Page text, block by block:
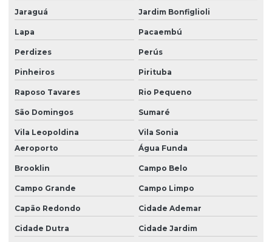
Filtro de sucção parker
Filtros donaldson
Filtros donaldson brasil
Filtros donaldson distribuidores
Filtros hydac
Fornecedor hydac
Fornecedor pressostato
Fornecedor de valvulas parker
Fornecedores de rexroth
Manutenção em válvulas proporcionais
Monitor de partícula
Jaraguá Jardim Bonfiglioli
Lapa Pacaembú
Perdizes Perús
Pinheiros Pirituba
Raposo Tavares Rio Pequeno
São Domingos Sumaré
Vila Leopoldina
Vila Sonia
Aeroporto
Água Funda
Brooklin Campo Belo
Campo Grande Campo Limpo
Capão Redondo Cidade Ademar
Cidade Dutra Cidade Jardim